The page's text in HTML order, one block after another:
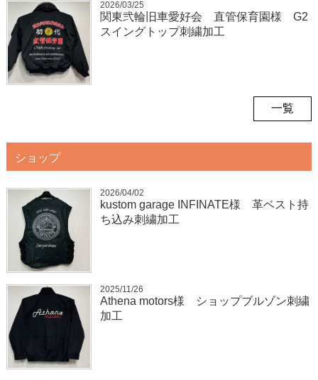
2026/03/25
関東弐輪旧車愛好会 直管保育園様 G2
スイングトップ刺繍加工
一覧
ショップ
2026/04/02
kustom garage INFINATE様 革ベスト持
ち込み刺繍加工
2025/11/26
Athena motors様 ショップブルゾン刺繍
加工